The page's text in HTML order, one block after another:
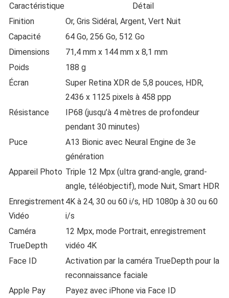
Caractéristique
Détail
Finition
Or, Gris Sidéral, Argent, Vert Nuit
Capacité
64 Go, 256 Go, 512 Go
Dimensions
71,4 mm x 144 mm x 8,1 mm
Poids
188 g
Écran
Super Retina XDR de 5,8 pouces, HDR,
2436 x 1125 pixels à 458 ppp
Résistance
IP68 (jusqu’à 4 mètres de profondeur
pendant 30 minutes)
Puce
A13 Bionic avec Neural Engine de 3e
génération
Appareil Photo Triple 12 Mpx (ultra grand-angle, grand-
angle, téléobjectif), mode Nuit, Smart HDR
Enregistrement
Vidéo
4K à 24, 30 ou 60 i/s, HD 1080p à 30 ou 60
i/s
Caméra
TrueDepth
12 Mpx, mode Portrait, enregistrement
vidéo 4K
Face ID
Activation par la caméra TrueDepth pour la
reconnaissance faciale
Apple Pay
Payez avec iPhone via Face ID